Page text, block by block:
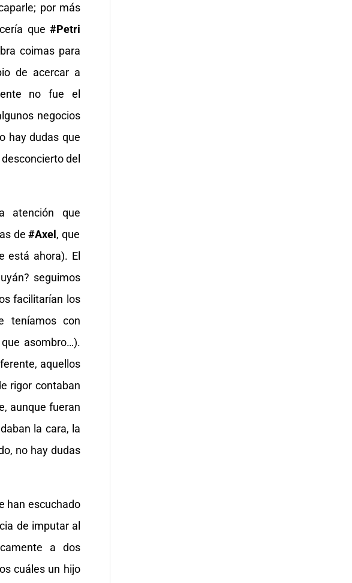
por más
que #Petri
coimas para
de acercar a
no fue el
negocios
hay dudas que
del
atención que
de#Axel, que
está ahora). El
seguimos
facilitarían los
teníamos con
asombro…).
aquellos
rigor contaban
aunque fueran
la cara, la
no hay dudas
han escuchado
de imputar al
a dos
cuáles un hijo